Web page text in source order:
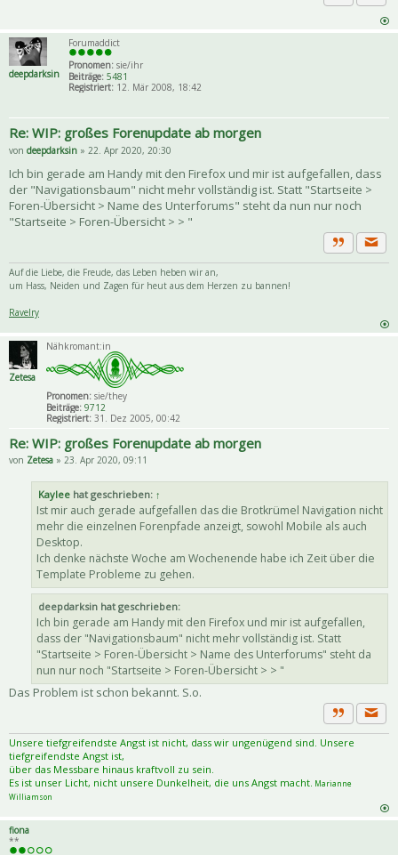
Zitat
deepdarksin
Forumaddict
Pronomen: sie/ihr
Beiträge: 5481
Registriert: 12. Mär 2008, 18:42
Re: WIP: großes Forenupdate ab morgen
von deepdarksin » 22. Apr 2020, 20:30
Ich bin gerade am Handy mit den Firefox und mir ist aufgefallen, dass
der "Navigationsbaum" nicht mehr vollständig ist. Statt "Startseite >
Foren-Übersicht > Name des Unterforums" steht da nun nur noch
"Startseite > Foren-Übersicht > > "
Zitat
Auf die Liebe, die Freude, das Leben heben wir an,
um Hass, Neiden und Zagen für heut aus dem Herzen zu bannen!
Ravelry
Zetesa
Nähkromant:in
Pronomen: sie/they
Beiträge: 9712
Registriert: 31. Dez 2005, 00:42
Re: WIP: großes Forenupdate ab morgen
von Zetesa » 23. Apr 2020, 09:11
Kaylee hat geschrieben: ↑
Ist mir auch gerade aufgefallen das die Brotkrümel Navigation nicht
mehr die einzelnen Forenpfade anzeigt, sowohl Mobile als auch
Desktop.
Ich denke nächste Woche am Wochenende habe ich Zeit über die
Template Probleme zu gehen.
deepdarksin hat geschrieben:
Ich bin gerade am Handy mit den Firefox und mir ist aufgefallen,
dass der "Navigationsbaum" nicht mehr vollständig ist. Statt
"Startseite > Foren-Übersicht > Name des Unterforums" steht da
nun nur noch "Startseite > Foren-Übersicht > > "
Das Problem ist schon bekannt. S.o.
Zitat
Unsere tiefgreifendste Angst ist nicht, dass wir ungenügend sind. Unsere
tiefgreifendste Angst ist,
über das Messbare hinaus kraftvoll zu sein.
Es ist unser Licht, nicht unsere Dunkelheit, die uns Angst macht. Marianne
Williamson
fiona
**